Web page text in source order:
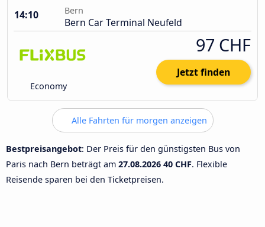
14:10
Bern
Bern Car Terminal Neufeld
Economy
97 CHF
Jetzt finden
Alle Fahrten für morgen anzeigen
Bestpreisangebot: Der Preis für den günstigsten Bus von
Paris nach Bern beträgt am 27.08.2026 40 CHF. Flexible
Reisende sparen bei den Ticketpreisen.